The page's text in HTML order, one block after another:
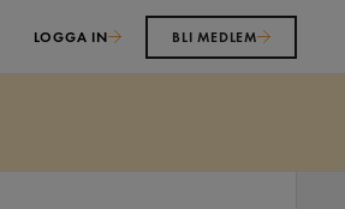
LOGGA IN BLI MEDLEM